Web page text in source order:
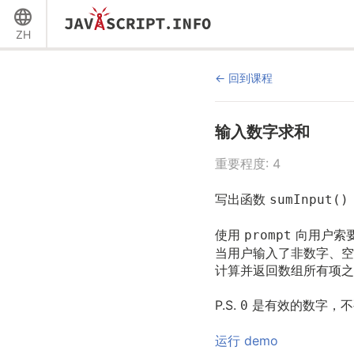
ZH
回到课程
输入数字求和
重要程度: 4
写出函数 sumInput()
使用 prompt 向用户索
当用户输入了非数字、
计算并返回数组所有项
P.S. 0 是有效的数字，
运行 demo